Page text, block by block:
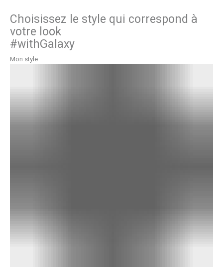
Choisissez le style qui correspond à
votre look
#withGalaxy
Mon style